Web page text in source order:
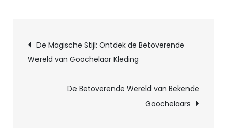
van
Goochelaar:
Een
Berichtnavigatie
De Magische Stijl: Ontdek de Betoverende
Wereld van Goochelaar Kleding
De Betoverende Wereld van Bekende
Goochelaars